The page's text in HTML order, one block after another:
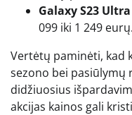
Galaxy S23 Ultra
099 iki 1 249 eurų.
Vertėtų paminėti, kad
sezono bei pasiūlymų
didžiuosius
akcijas kainos gali